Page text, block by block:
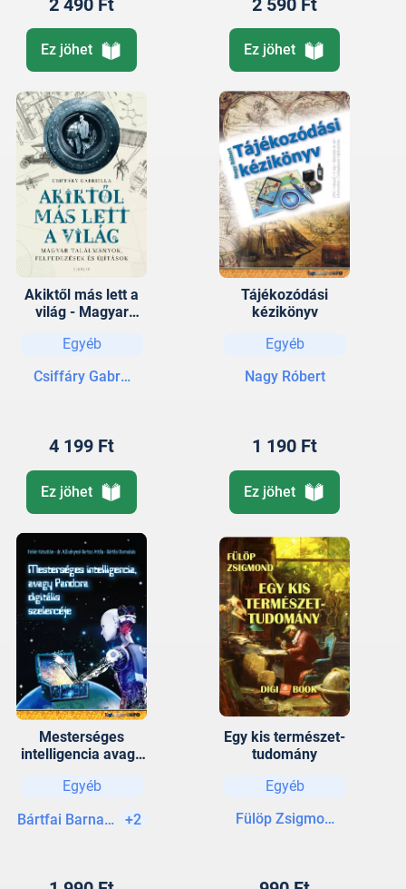
2 490 Ft
Ez jöhet
2 590 Ft
Ez jöhet
Akiktől más lett a
világ - Magyar
felfedezések és
Egyéb
Csiffáry Gabriella
4 199 Ft
Ez jöhet
Tájékozódási
kézikönyv
Egyéb
Nagy Róbert
1 190 Ft
Ez jöhet
Mesterséges
intelligencia avagy
szelencéje
Egyéb
Bártfai Barnabás+2
Egy kis természet-
tudomány
Egyéb
Fülöp Zsigmond